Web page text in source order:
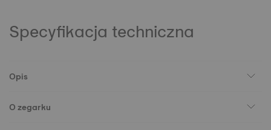
Specyfikacja techniczna
Opis
O zegarku